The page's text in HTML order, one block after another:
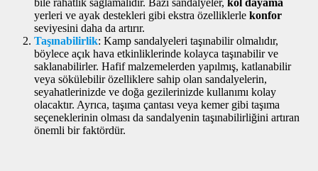
yerleri ve ayak destekleri gibi ekstra özelliklerle konfor
seviyesini daha da artırır.
Taşınabilirlik: Kamp sandalyeleri taşınabilir olmalıdır,
böylece açık hava etkinliklerinde kolayca taşınabilir ve
saklanabilirler. Hafif malzemelerden yapılmış, katlanabilir
veya sökülebilir özelliklere sahip olan sandalyelerin,
seyahatlerinizde ve doğa gezilerinizde kullanımı kolay
olacaktır. Ayrıca, taşıma çantası veya kemer gibi taşıma
seçeneklerinin olması da sandalyenin taşınabilirliğini artıran
önemli bir faktördür.